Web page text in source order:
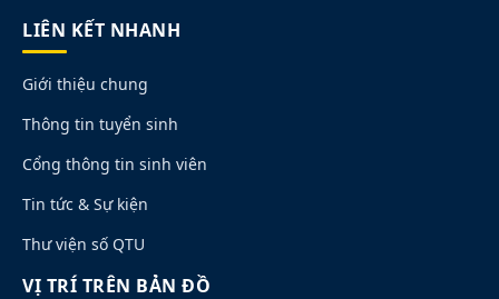
LIÊN KẾT NHANH
Giới thiệu chung
Thông tin tuyển sinh
Cổng thông tin sinh viên
Tin tức & Sự kiện
Thư viện số QTU
VỊ TRÍ TRÊN BẢN ĐỒ